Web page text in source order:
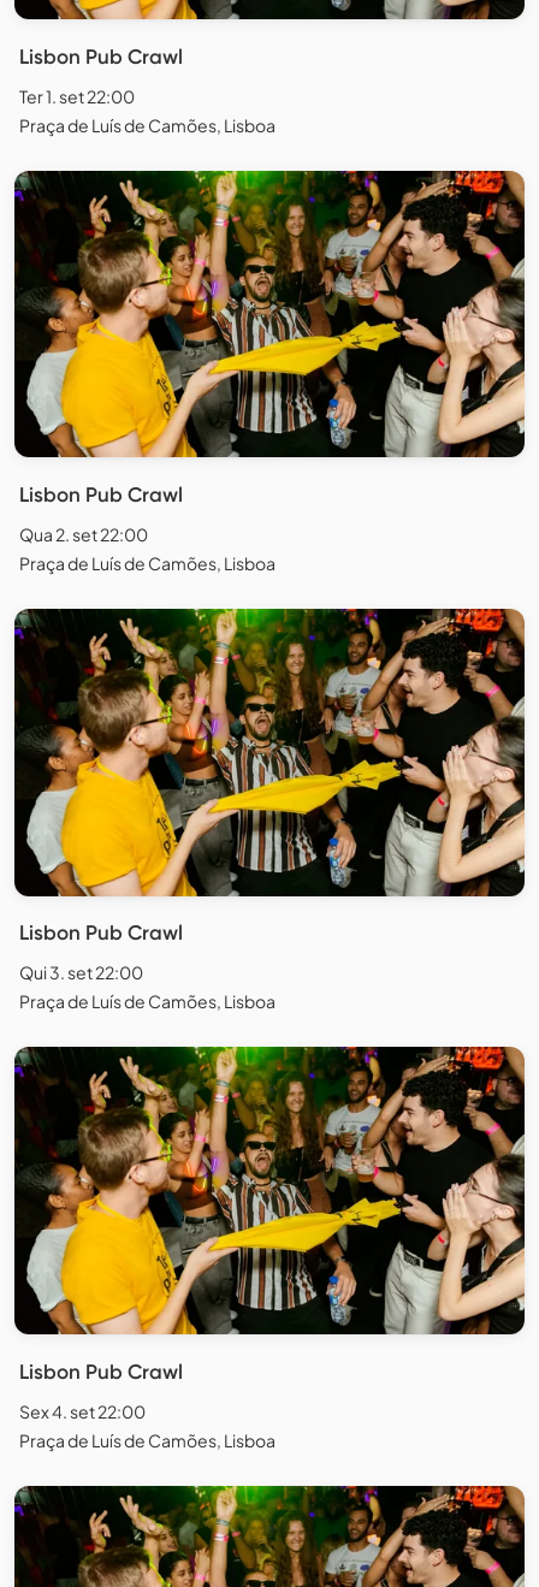
Lisbon Pub Crawl
Ter 1. set 22:00
Praça de Luís de Camões, Lisboa
Lisbon Pub Crawl
Qua 2. set 22:00
Praça de Luís de Camões, Lisboa
Lisbon Pub Crawl
Qui 3. set 22:00
Praça de Luís de Camões, Lisboa
Lisbon Pub Crawl
Sex 4. set 22:00
Praça de Luís de Camões, Lisboa